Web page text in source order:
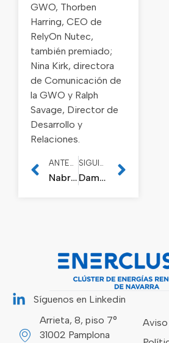
GWO, Thorben
Harring, CEO de
RelyOn Nutec,
también premiado;
Nina Kirk, directora
de Comunicación de
la GWO y Ralph
Savage, Director de
Desarrollo y
Relaciones.
Nabrawind: Navassy construye el primer sistema de autoizado para la torre Nabralift 2.0, que puede instalar torres de hasta 200 metros Damos la bienvenida a las 5 nuevas compañías asociadas
Síguenos en Linkedin
Arrieta, 8, piso 7°
31002 Pamplona
Aviso